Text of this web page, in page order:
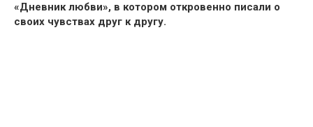
«Дневник любви», в котором откровенно писали о
своих чувствах друг к другу.